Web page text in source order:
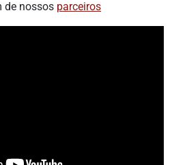
de nossos parceiros